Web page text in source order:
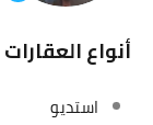
أنواع العقارات
استديو